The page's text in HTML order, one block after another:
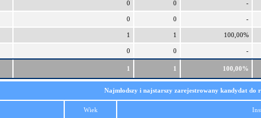
0 0 -
0 0 -
1 1 100,00%
0 0 -
1 1 100,00%
Najmłodszy i najstarszy zarejestrowany kandydat do
Wiek